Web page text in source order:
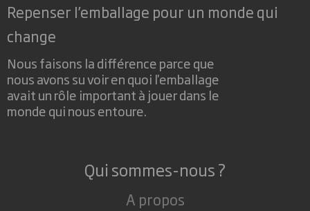
Repenser l’emballage pour un monde qui
change
Nous faisons la différence parce que
nous avons su voir en quoi l'emballage
avait un rôle important à jouer dans le
monde qui nous entoure.
Qui sommes-nous ?
A propos